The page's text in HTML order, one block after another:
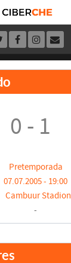
0 - 1
Pretemporada
07.07.2005 - 19:00
Cambuur Stadion
-